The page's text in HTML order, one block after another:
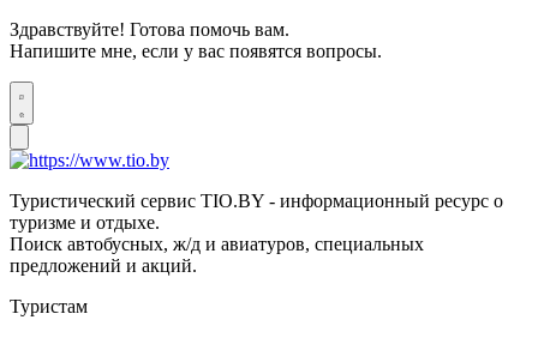
Здравствуйте! Готова помочь вам.
Напишите мне, если у вас появятся вопросы.
Туристический сервис TIO.BY - информационный ресурс о
туризме и отдыхе.
Поиск автобусных, ж/д и авиатуров, специальных
предложений и акций.
Туристам